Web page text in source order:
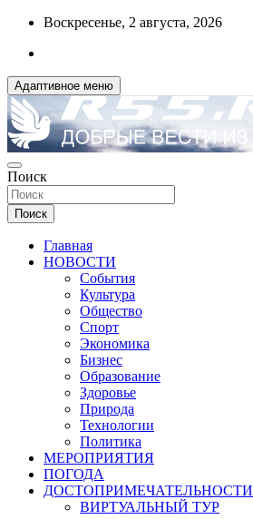
Перейти
содержимому
Воскресенье, 2 августа, 2026
Адаптивное меню
R55.RU
ДОБРЫЕ ВЕСТИ ИЗ ОМСКА
Поиск
Поиск
Главная
НОВОСТИ
События
Культура
Общество
Спорт
Экономика
Бизнес
Образование
Здоровье
Природа
Технологии
Политика
МЕРОПРИЯТИЯ
ПОГОДА
ДОСТОПРИМЕЧАТЕЛЬНОСТИ
ВИРТУАЛЬНЫЙ ТУР